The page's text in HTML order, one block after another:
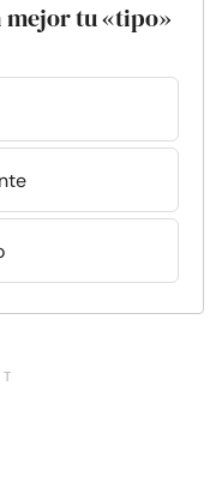
mejor tu «tipo»